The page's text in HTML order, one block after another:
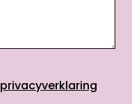
privacyverklaring